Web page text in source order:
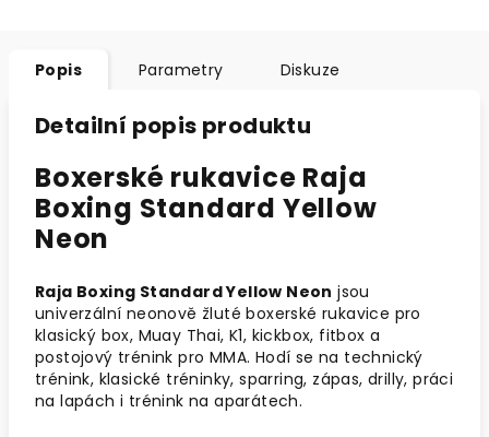
Popis Parametry Diskuze
Detailní popis produktu
Boxerské rukavice Raja
Boxing Standard Yellow
Neon
Raja Boxing Standard Yellow Neon jsou
univerzální neonově žluté boxerské rukavice pro
klasický box, Muay Thai, K1, kickbox, fitbox a
postojový trénink pro MMA. Hodí se na technický
trénink, klasické tréninky, sparring, zápas, drilly, práci
na lapách i trénink na aparátech.